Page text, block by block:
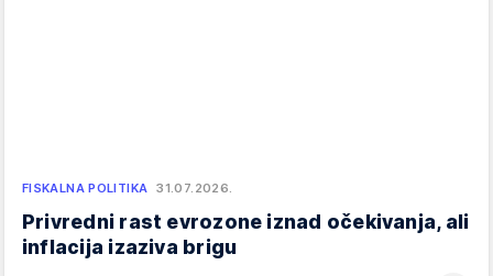
FISKALNA POLITIKA 31.07.2026.
Privredni rast evrozone iznad očekivanja, ali
inflacija izaziva brigu